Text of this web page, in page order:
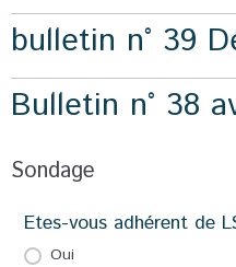
bulletin n° 39
Bulletin n° 38
Sondage
Etes-vous adhérent de
Oui